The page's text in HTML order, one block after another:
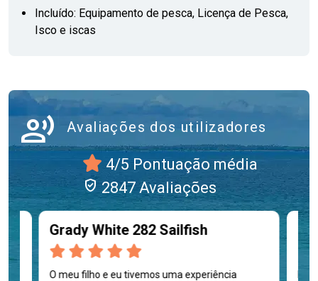
Incluído: Equipamento de pesca, Licença de Pesca,
Isco e iscas
record_voice_over Avaliações dos utilizadores
4/5 Pontuação média
verified_user 2847 Avaliações
Grady White 282 Sailfish
O meu filho e eu tivemos uma experiência